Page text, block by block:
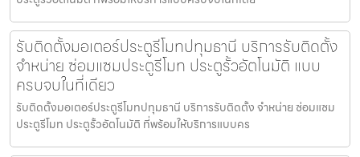
รับติดตั้งมอเตอร์ประตูรีโมทปทุมธานี บริการรับติดตั้ง
จำหน่าย ซ่อมแซมประตูรีโมท ประตูรั้วอัตโนมัติ แบบ
ครบจบในที่เดียว
รับติดตั้งมอเตอร์ประตูรีโมทปทุมธานี บริการรับติดตั้ง จำหน่าย ซ่อมแซม
ประตูรีโมท ประตูรั้วอัตโนมัติ ที่พร้อมให้บริการแบบคร